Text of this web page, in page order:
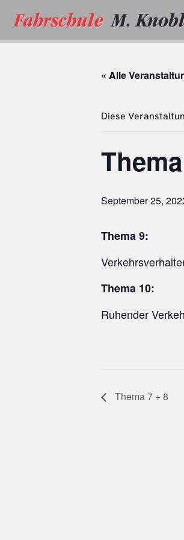
« Alle
Diese
September 25,
Thema 9:
Thema 10:
Ruhender
Thema 7 + 8